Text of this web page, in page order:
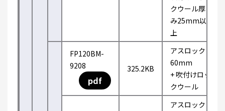
クウール厚
み25mm以
上
FP120BM-
9208
pdf
325.2KB
アスロック
60mm
+ 吹付けロッ
クウール
アスロック